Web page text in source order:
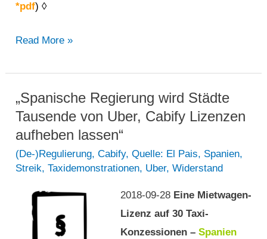
*pdf) ◊
„Wie
[Taxi-]Fahrer
dabei
hilft,
Uber
aus
China
Read More »
„Spanische Regierung wird Städte
Tausende von Uber, Cabify Lizenzen
aufheben lassen“
(De-)Regulierung,Cabify,Quelle: El Pais, Spanien,
Streik,Taxidemonstrationen, Uber,Widerstand
2018-09-28Eine Mietwagen-
Lizenz auf 30 Taxi-
Konzessionen – Spanien